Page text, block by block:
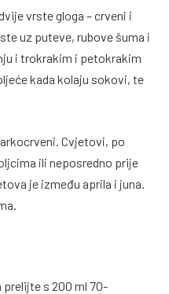
vrste gloga – crveni i
uz puteve, rubove šuma i
i trokrakim i petokrakim
kada kolaju sokovi, te
Cvjetovi, po
ili neposredno prije
je između aprila i juna.
s 200 ml 70-